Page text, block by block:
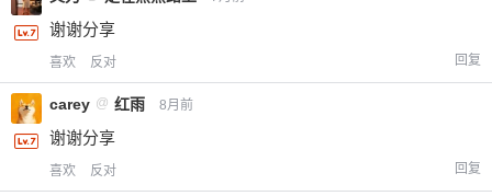
谢谢分享
喜欢 反对 回复
carey @ 红雨 8月前
谢谢分享
喜欢 反对 回复